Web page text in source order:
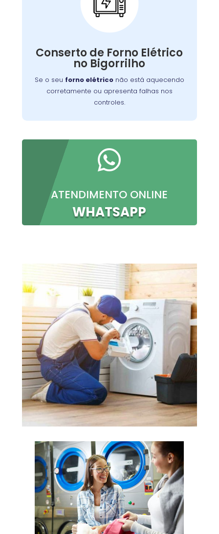
Conserto de Forno Elétrico
no Bigorrilho
Se o seu forno elétriconão está aquecendo
corretamente ou apresenta falhas nos
controles.
Conserto de Forno
Elétrico:
o problema, permitindo que você continue a
preparar suas refeições favoritas sem

ATENDIMENTO ONLINE
WHATSAPP